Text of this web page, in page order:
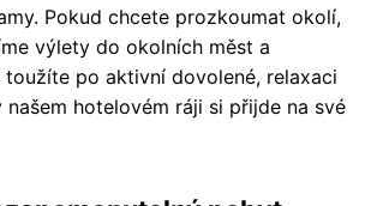
Pokud chcete prozkoumat okolí,
výlety do okolních měst a
toužíte po aktivní dovolené, relaxaci
našem hotelovém ráji si přijde na své